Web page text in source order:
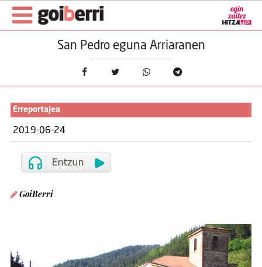
San Pedro eguna Arriaranen
Erreportajea
2019-06-24
GoiBerri